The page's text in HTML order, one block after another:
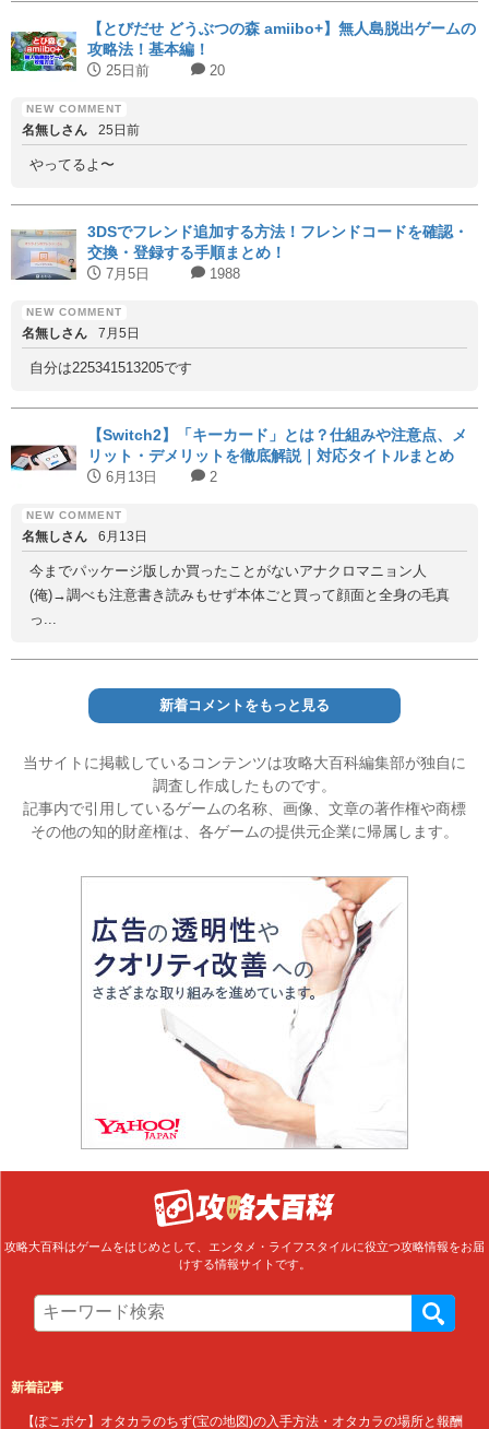
【とびだせ どうぶつの森 amiibo+】無人島脱出ゲームの
攻略法！基本編！
25日前 20
名無しさん 25日前
やってるよ〜
3DSでフレンド追加する方法！フレンドコードを確認・
交換・登録する手順まとめ！
7月5日 1988
名無しさん 7月5日
自分は225341513205です
【Switch2】「キーカード」とは？仕組みや注意点、メ
リット・デメリットを徹底解説｜対応タイトルまとめ
6月13日 2
名無しさん 6月13日
今までパッケージ版しか買ったことがないアナクロマニョン人
(俺)→調べも注意書き読みもせず本体ごと買って顔面と全身の毛真
っ...
新着コメントをもっと見る
当サイトに掲載しているコンテンツは攻略大百科編集部が独自に
調査し作成したものです。
記事内で引用しているゲームの名称、画像、文章の著作権や商標
その他の知的財産権は、各ゲームの提供元企業に帰属します。
攻略大百科はゲームをはじめとして、エンタメ・ライフスタイルに役立つ攻略情報をお届
けする情報サイトです。
新着記事
【ぽこポケ】オタカラのちず(宝の地図)の入手方法・オタカラの場所と報酬